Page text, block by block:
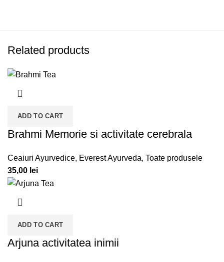
Related products
ADD TO CART
Brahmi Memorie si activitate cerebrala
Ceaiuri Ayurvedice, Everest Ayurveda, Toate produsele
35,00 lei
ADD TO CART
Arjuna activitatea inimii